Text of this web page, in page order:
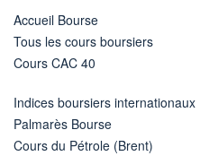
Accueil Bourse
Tous les cours boursiers
Cours CAC 40
Indices boursiers internationaux
Palmarès Bourse
Cours du Pétrole (Brent)